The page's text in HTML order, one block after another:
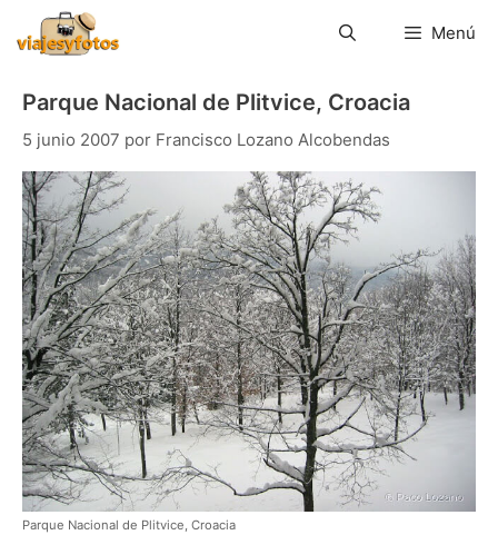
contenido
Menú
Parque Nacional de Plitvice, Croacia
5 junio 2007 por Francisco Lozano Alcobendas
Parque Nacional de Plitvice, Croacia